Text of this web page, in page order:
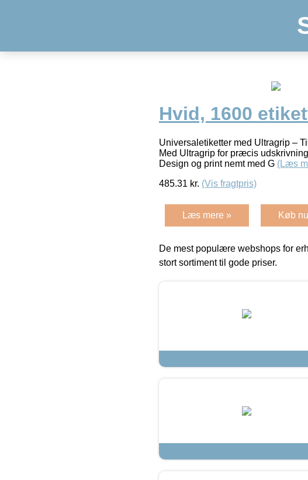
Hvid, 1600
Universaletiketter med Ultragrip –
Med Ultragrip for præcis
Design og print nemt med G (Læs
485.31 kr. (Vis fragtpris)
Læs mere » Køb
De mest populære webshops for
stort sortiment til gode priser.